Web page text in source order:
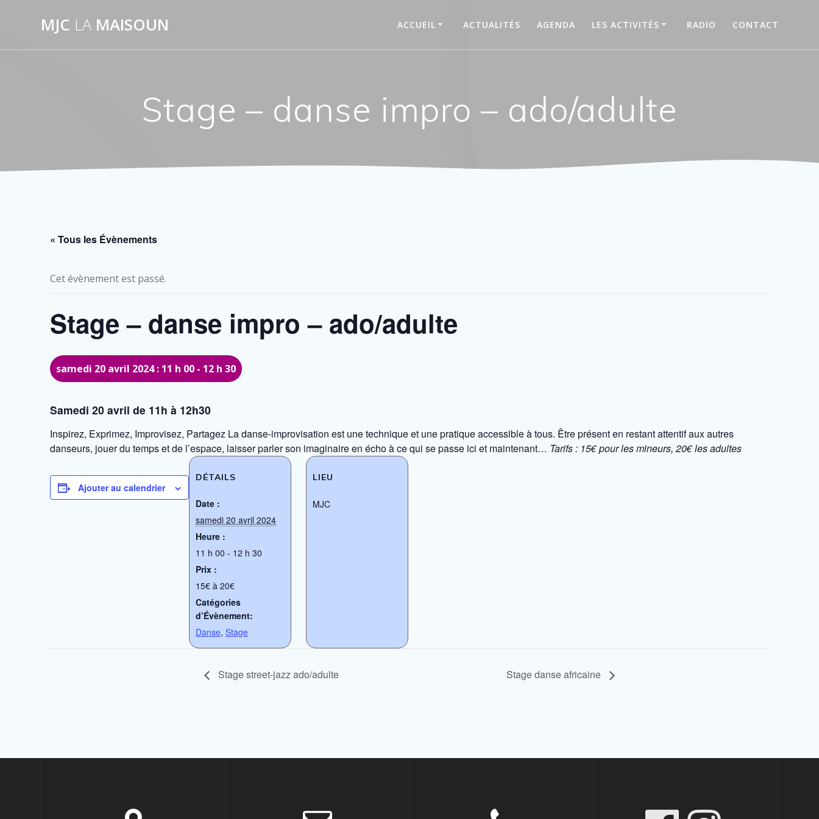
MJC LA MAISOUN ACCUEIL ACTUALITÉS AGENDA LES ACTIVITÉS RADIO CONTACT
Stage – danse impro – ado/adulte
« Tous les Évènements
Cet évènement est passé.
Stage – danse impro – ado/adulte
samedi 20 avril 2024 : 11 h 00 - 12 h 30
Samedi 20 avril de 11h à 12h30
Inspirez, Exprimez, Improvisez, Partagez La danse-improvisation est une technique et une pratique accessible à tous. Être présent en restant attentif aux autres
danseurs, jouer du temps et de l’espace, laisser parler son imaginaire en écho à ce qui se passe ici et maintenant… Tarifs : 15€ pour les mineurs, 20€ les adultes
Ajouter au calendrier
DÉTAILS
Date :
samedi 20 avril 2024
Heure :
11 h 00 - 12 h 30
Prix :
15€ à 20€
Catégories
d’Évènement:
Danse,Stage
LIEU
MJC
Stage street-jazz ado/adulte Stage danse africaine